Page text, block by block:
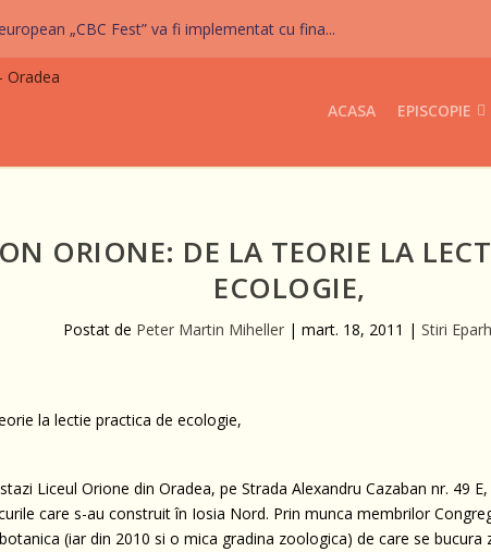
„CBC Fest” va fi implementat cu fina...
ACASA EPISCOPIE
ORIONE: DE LA TEORIE LA
ECOLOGIE,
Postat de Peter Martin Miheller| mart. 18, 2011 | Stiri
Liceul Orione din Oradea, pe Strada Alexandru Cazaban nr. 49
care s-au construit în Iosia Nord. Prin munca membrilor
(iar din 2010 si o mica gradina zoologica) de care se bucura